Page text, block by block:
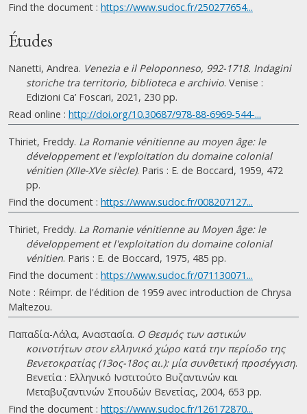
Find the document : https://www.sudoc.fr/250277654...
Études
Nanetti, Andrea. Venezia e il Peloponneso, 992-1718. Indagini
storiche tra territorio, biblioteca e archivio. Venise :
Edizioni Ca’ Foscari, 2021, 230 pp.
Read online : http://doi.org/10.30687/978-88-6969-544-...
Thiriet, Freddy. La Romanie vénitienne au moyen âge: le
développement et l'exploitation du domaine colonial
vénitien (XIIe-XVe siècle). Paris : E. de Boccard, 1959, 472
pp.
Find the document : https://www.sudoc.fr/008207127...
Thiriet, Freddy. La Romanie vénitienne au Moyen âge: le
développement et l'exploitation du domaine colonial
vénitien. Paris : E. de Boccard, 1975, 485 pp.
Find the document : https://www.sudoc.fr/071130071...
Note : Réimpr. de l'édition de 1959 avec introduction de Chrysa
Maltezou.
Παπαδία-Λάλα, Αναστασία. Ο Θεσμός των αστικών
κοινοτήτων στον ελληνικό χώρο κατά την περίοδο της
Βενετοκρατίας (13ος-18ος αι.): μία συνθετική προσέγγιση.
Βενετία : Ελληνικό Ινστιτούτο Βυζαντινών και
Μεταβυζαντινών Σπουδών Βενετίας, 2004, 653 pp.
Find the document : https://www.sudoc.fr/126172870...